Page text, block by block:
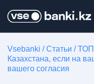
Vsebanki /Статьи /
Казахстана, если на
вашего согласия